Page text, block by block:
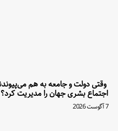
وقتی دولت و جامعه به هم
اجتماع بشری جهان را مدیریت کرد؟
7 آگوست 2026